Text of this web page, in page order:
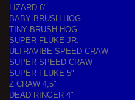
LIZARD 6"
BABY BRUSH HOG
TINY BRUSH HOG
SUPER FLUKE JR.
ULTRAVIBE SPEED CRAW
SUPER SPEED CRAW
SUPER FLUKE 5"
Z CRAW 4,5"
DEAD RINGER 4"